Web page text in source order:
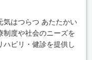
気はつらつ あたたかい
制度や社会のニーズを
ハビリ・健診を提供し